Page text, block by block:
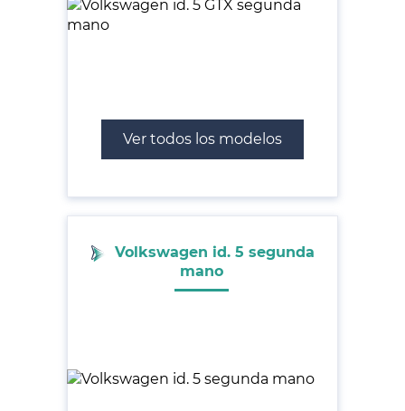
Ver todos los modelos
Volkswagen id. 5 segunda
mano